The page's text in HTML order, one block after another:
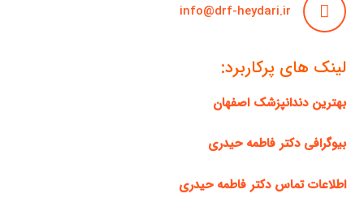
info@drf-heydari.ir
لینک های پرکاربرد:
بهترین دندانپزشک اصفهان
بیوگرافی دکتر فاطمه حیدری
اطلاعات تماس دکتر فاطمه حیدری